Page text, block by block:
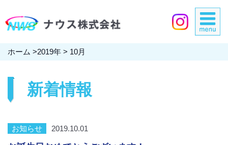
ホーム >2019年 > 10月
新着情報
お知らせ 2019.10.01